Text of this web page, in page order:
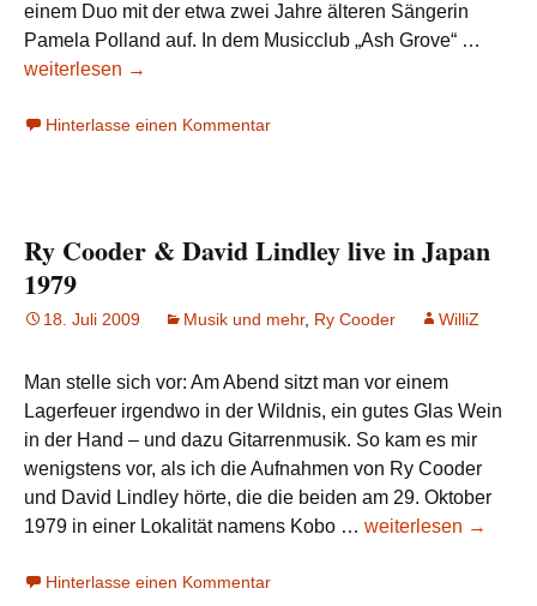
einem Duo mit der etwa zwei Jahre älteren Sängerin
Pamela Polland auf. In dem Musicclub „Ash Grove“ …
weiterlesen →
Hinterlasse einen Kommentar
Ry Cooder & David Lindley live in Japan
1979
18. Juli 2009 Musik und mehr, Ry Cooder WilliZ
Man stelle sich vor: Am Abend sitzt man vor einem
Lagerfeuer irgendwo in der Wildnis, ein gutes Glas Wein
in der Hand – und dazu Gitarrenmusik. So kam es mir
wenigstens vor, als ich die Aufnahmen von Ry Cooder
und David Lindley hörte, die die beiden am 29. Oktober
1979 in einer Lokalität namens Kobo … Ry
weiterlesen →
Hinterlasse einen Kommentar